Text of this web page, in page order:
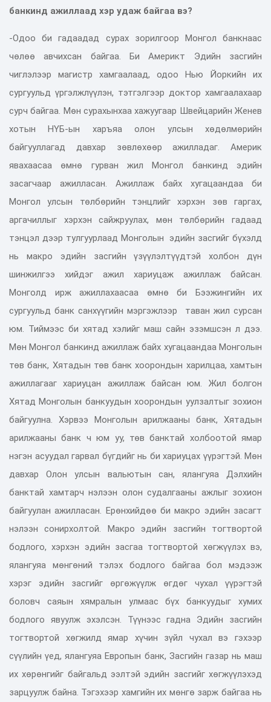
банкинд ажиллаад хэр удаж байгаа вэ?
-Одоо би гадаадад сурах зорилгоор Монгол банкнаас
чөлөө авчихсан байгаа. Би Америкт Эдийн засгийн
чиглэлээр магистр хамгаалаад, одоо Нью Йоркийн их
сургуульд үргэлжлүүлэн, тэтгэлгээр доктор хамгаалахаар
сурч байгаа. Мөн сурахынхаа хажуугаар Швейцарийн Женев
хотын НҮБ-ын харъяа олон улсын хөдөлмөрийн
байгууллагад давхар зөвлөхөөр ажилладаг. Америк
явахаасаа өмнө гурван жил Монгол банкинд эдийн
засагчаар ажилласан. Ажиллаж байх хугацаандаа би
Монгол улсын төлбөрийн тэнцлийг хэрхэн зөв гаргах,
аргачиллыг хэрхэн сайжруулах, мөн төлбөрийн гадаад
тэнцэл дээр тулгуурлаад Монголын эдийн засгийг бүхэлд
нь макро эдийн засгийн үзүүлэлтүүдтэй холбон дүн
шинжилгээ хийдэг ажил хариуцаж ажиллаж байсан.
Монголд ирж ажиллахаасаа өмнө би Бээжингийн их
сургуульд банк санхүүгийн мэргэжлээр таван жил сурсан
юм. Тиймээс би хятад хэлийг маш сайн эзэмшсэн л дээ.
Мөн Монгол банкинд ажиллаж байх хугацаандаа Монголын
төв банк, Хятадын төв банк хоорондын харилцаа, хамтын
ажиллагааг хариуцан ажиллаж байсан юм. Жил болгон
Хятад Монголын банкуудын хоорондын уулзалтыг зохион
байгуулна. Хэрвээ Монголын арилжааны банк, Хятадын
арилжааны банк ч юм уу, төв банктай холбоотой ямар
нэгэн асуудал гарвал бүгдийг нь би хариуцах үүрэгтэй. Мөн
давхар Олон улсын вальютын сан, ялангуяа Дэлхийн
банктай хамтарч нэлээн олон судалгааны ажлыг зохион
байгуулан ажилласан. Ерөнхийдөө би макро эдийн засагт
нэлээн сонирхолтой. Макро эдийн засгийн тогтвортой
бодлого, хэрхэн эдийн засгаа тогтвортой хөгжүүлэх вэ,
ялангуяа мөнгөний тэлэх бодлого байгаа бол мэдээж
хэрэг эдийн засгийг өргөжүүлж өгдөг чухал үүрэгтэй
боловч саяын хямралын улмаас бүх банкуудыг хумих
бодлого явуулж эхэлсэн. Түүнээс гадна Эдийн засгийн
тогтвортой хөгжилд ямар хүчин зүйл чухал вэ гэхээр
сүүлийн үед, ялангуяа Европын банк, Засгийн газар нь маш
их хөрөнгийг байгальд ээлтэй эдийн засгийг хөгжүүлэхэд
зарцуулж байна. Тэгэхээр хамгийн их мөнгө зарж байгаа нь